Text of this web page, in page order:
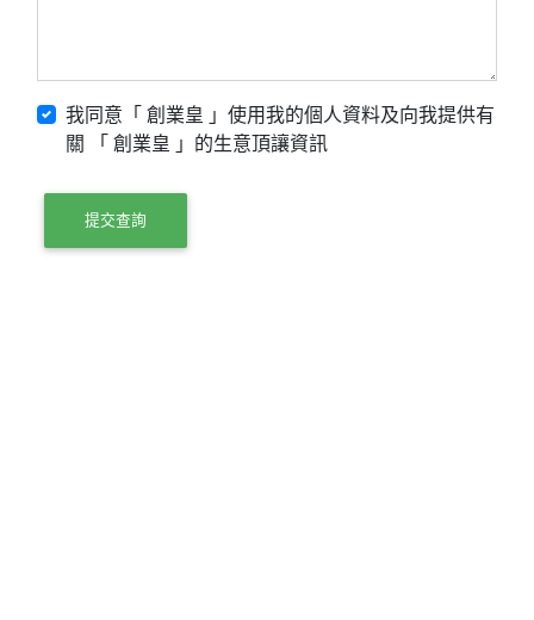
我同意「 創業皇 」使用我的個人資料及向我提供有
關 「 創業皇 」的生意頂讓資訊
提交查詢